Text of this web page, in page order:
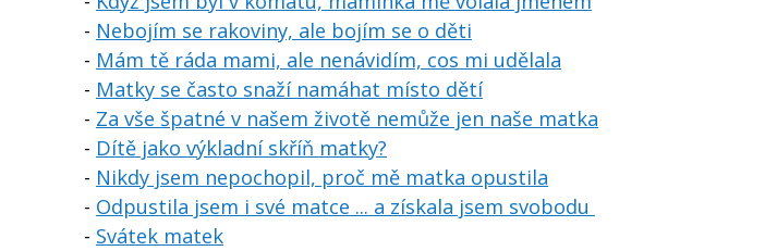
- Nebojím se rakoviny, ale bojím se o děti
- Mám tě ráda mami, ale nenávidím, cos mi udělala
- Matky se často snaží namáhat místo dětí
- Za vše špatné v našem životě nemůže jen naše matka
- Dítě jako výkladní skříň matky?
- Nikdy jsem nepochopil, proč mě matka opustila
- Odpustila jsem i své matce ... a získala jsem svobodu
- Svátek matek